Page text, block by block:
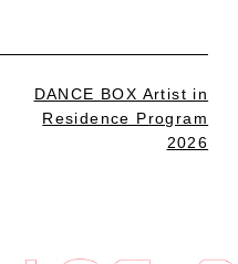
DANCE BOX Artist in
Residence Program
2026